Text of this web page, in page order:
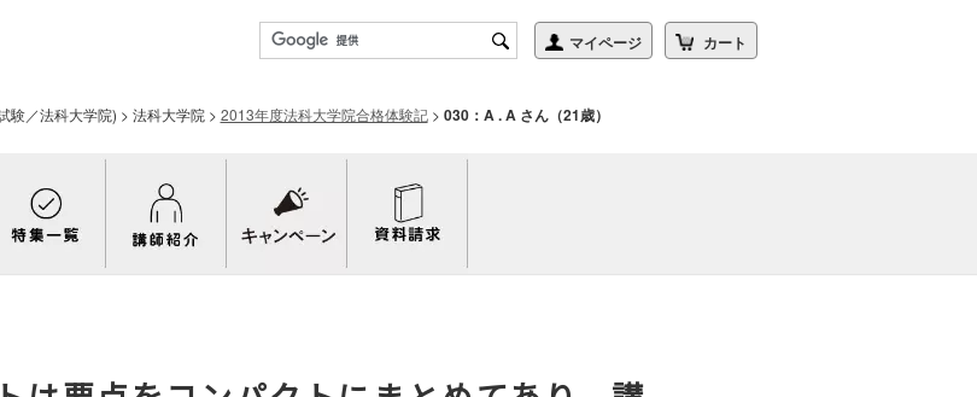
験／法科大学院) > 法科大学院 > 2013年度法科大学院合格体験記 > 030：A . A さん（21歳）